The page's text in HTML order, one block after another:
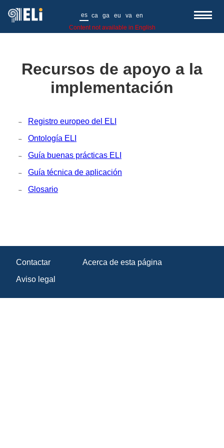
Content not available in English
es ca ga eu va en
Recursos de apoyo a la
implementación
Registro europeo del ELI
Ontología ELI
Guía buenas prácticas ELI
Guía técnica de aplicación
Glosario
Contactar
Acerca de esta página
Aviso legal